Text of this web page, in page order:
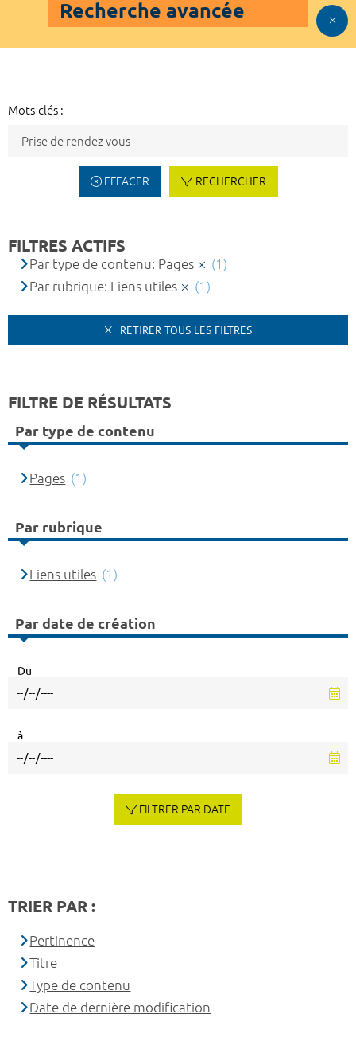
Recherche avancée
Mots-clés :
EFFACER RECHERCHER
FILTRES ACTIFS
Par type de contenu: Pages
(1)
Par rubrique: Liens utiles
(1)
RETIRER TOUS LES FILTRES
FILTRE DE RÉSULTATS
Par type de contenu
Pages (1)
Par rubrique
Liens utiles (1)
Par date de création
Du
à
FILTRER PAR DATE
TRIER PAR :
Pertinence
Titre
Type de contenu
Date de dernière modification